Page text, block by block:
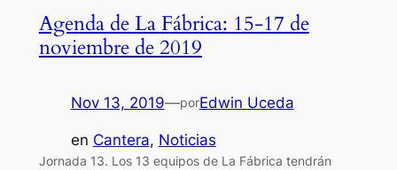
Agenda de La Fábrica: 15-17 de
noviembre de 2019
Nov 13, 2019—porEdwin Uceda
en Cantera, Noticias
Jornada 13. Los 13 equipos de La Fábrica tendrán